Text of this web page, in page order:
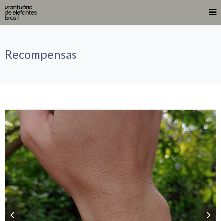
Recompensas